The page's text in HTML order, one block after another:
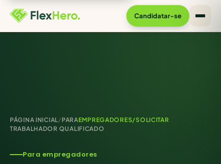
Candidatar-se
PÁGINA INICIAL/ PARAEMPREGADORES/SOLICITAR
TRABALHADOR QUALIFICADO
Para empregadores